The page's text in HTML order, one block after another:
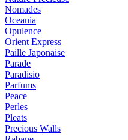
Nomades
Oceania
Opulence
Orient Express
Paille Japonaise
Parade
Paradisio
Parfums
Peace
Perles
Pleats
Precious Walls